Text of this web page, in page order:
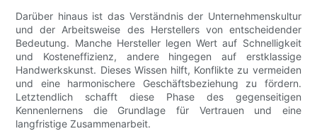
Darüber hinaus ist das Verständnis der Unternehmenskultur
und der Arbeitsweise des Herstellers von entscheidender
Bedeutung. Manche Hersteller legen Wert auf Schnelligkeit
und Kosteneffizienz, andere hingegen auf erstklassige
Handwerkskunst. Dieses Wissen hilft, Konflikte zu vermeiden
und eine harmonischere Geschäftsbeziehung zu fördern.
Letztendlich schafft diese Phase des gegenseitigen
Kennenlernens die Grundlage für Vertrauen und eine
langfristige Zusammenarbeit.